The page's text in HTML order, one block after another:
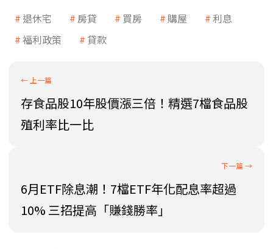
退休宅 房貸 買房 購屋
利息
福利政策
貸款
存食品股10年股價漲三倍！精選7檔食品股
殖利率比一比
6月ETF除息潮！7檔ETF年化配息率超過
10% 三招提高「賺錢勝率」